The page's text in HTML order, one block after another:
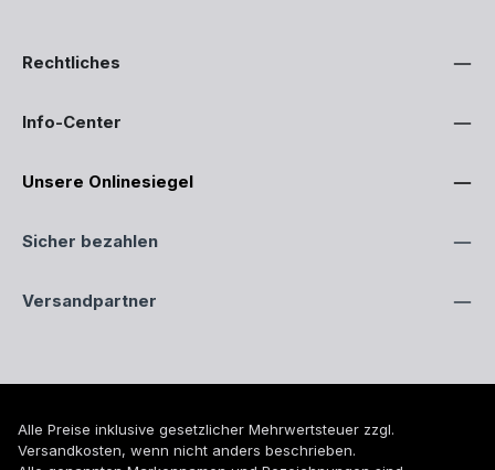
Rechtliches
Info-Center
Unsere Onlinesiegel
Sicher bezahlen
Versandpartner
Alle Preise inklusive gesetzlicher Mehrwertsteuer zzgl.
Versandkosten, wenn nicht anders beschrieben.